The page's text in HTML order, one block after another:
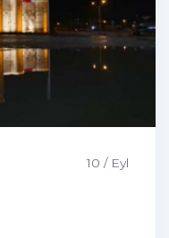
10 / Eyl